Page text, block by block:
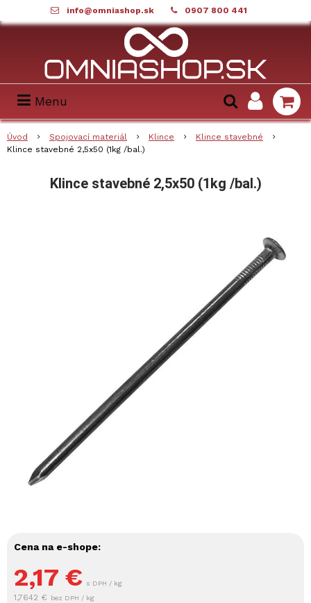
info@omniashop.sk 0907 800 441
Menu
Úvod Spojovací materiál Klince
Klince stavebné
Klince stavebné 2,5x50 (1kg /bal.)
Klince stavebné 2,5x50 (1kg /bal.)
Cena na e-shope:
2,17 € s DPH / kg
1,7642 € bez DPH / kg